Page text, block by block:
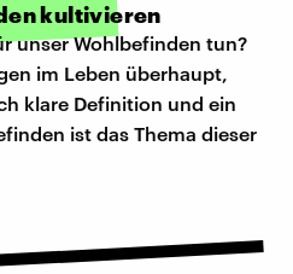
kultivieren
unser Wohlbefinden tun?
im Leben überhaupt,
klare Definition und ein
ist das Thema dieser